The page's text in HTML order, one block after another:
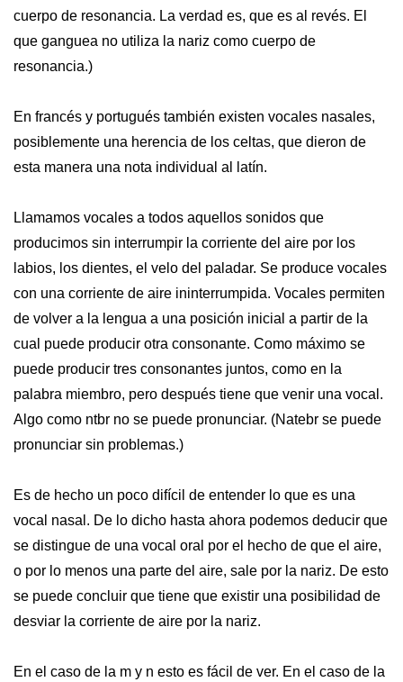
cuerpo de resonancia. La verdad es, que es al revés. El
que ganguea no utiliza la nariz como cuerpo de
resonancia.)
En francés y portugués también existen vocales nasales,
posiblemente una herencia de los celtas, que dieron de
esta manera una nota individual al latín.
Llamamos vocales a todos aquellos sonidos que
producimos sin interrumpir la corriente del aire por los
labios, los dientes, el velo del paladar. Se produce vocales
con una corriente de aire ininterrumpida. Vocales permiten
de volver a la lengua a una posición inicial a partir de la
cual puede producir otra consonante. Como máximo se
puede producir tres consonantes juntos, como en la
palabra miembro, pero después tiene que venir una vocal.
Algo como ntbr no se puede pronunciar. (Natebr se puede
pronunciar sin problemas.)
Es de hecho un poco difícil de entender lo que es una
vocal nasal. De lo dicho hasta ahora podemos deducir que
se distingue de una vocal oral por el hecho de que el aire,
o por lo menos una parte del aire, sale por la nariz. De esto
se puede concluir que tiene que existir una posibilidad de
desviar la corriente de aire por la nariz.
En el caso de la m y n esto es fácil de ver. En el caso de la